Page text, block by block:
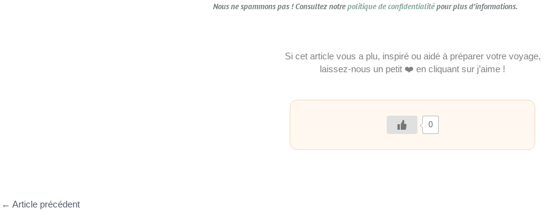
Nous ne spammons pas ! Consultez notrepolitique de confidentialitépour plus d’informations.
Si cet article vous a plu, inspiré ou aidé à préparer votre voyage,
laissez-nous un petit ❤️ en cliquant sur j’aime !
0
← Article précédent